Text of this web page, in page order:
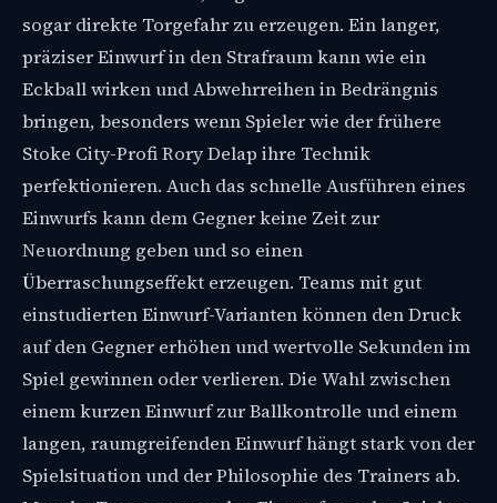
sogar direkte Torgefahr zu erzeugen. Ein langer,
präziser Einwurf in den Strafraum kann wie ein
Eckball wirken und Abwehrreihen in Bedrängnis
bringen, besonders wenn Spieler wie der frühere
Stoke City-Profi Rory Delap ihre Technik
perfektionieren. Auch das schnelle Ausführen eines
Einwurfs kann dem Gegner keine Zeit zur
Neuordnung geben und so einen
Überraschungseffekt erzeugen. Teams mit gut
einstudierten Einwurf-Varianten können den Druck
auf den Gegner erhöhen und wertvolle Sekunden im
Spiel gewinnen oder verlieren. Die Wahl zwischen
einem kurzen Einwurf zur Ballkontrolle und einem
langen, raumgreifenden Einwurf hängt stark von der
Spielsituation und der Philosophie des Trainers ab.